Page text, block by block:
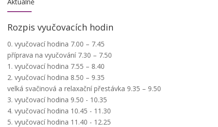
Rozpis vyučovacích hodin
0. vyučovací hodina 7.00 – 7.45
příprava na vyučování 7.30 – 7.50
1. vyučovací hodina 7.55 – 8.40
2. vyučovací hodina 8.50 – 9.35
velká svačinová a relaxační přestávka 9.35 – 9.50
3. vyučovací hodina 9.50 - 10.35
4. vyučovací hodina 10.45 - 11.30
5. vyučovací hodina 11.40 - 12.25